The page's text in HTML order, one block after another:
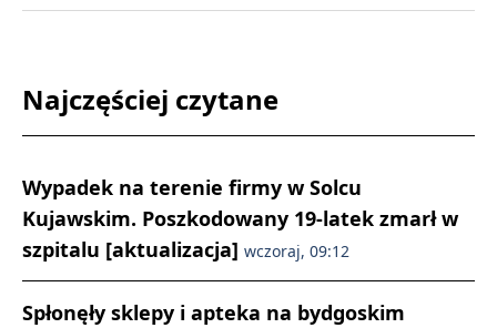
Najczęściej czytane
Wypadek na terenie firmy w Solcu
Kujawskim. Poszkodowany 19-latek zmarł w
szpitalu [aktualizacja] wczoraj, 09:12
Spłonęły sklepy i apteka na bydgoskim